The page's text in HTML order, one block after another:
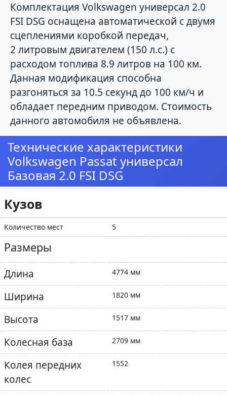
Комплектация Volkswagen универсал 2.0
FSI DSG оснащена автоматической с двумя
сцеплениями коробкой передач,
2 литровым двигателем (150 л.с.) с
расходом топлива 8.9 литров на 100 км.
Данная модификация способна
разгоняться за 10.5 секунд до 100 км/ч и
обладает передним приводом. Стоимость
данного автомобиля не объявлена.
Технические характеристики
Volkswagen Passat универсал
Базовая 2.0 FSI DSG
Кузов
Количество мест 5
Размеры
Длина 4774 мм
Ширина 1820 мм
Высота 1517 мм
Колесная база 2709 мм
Колея передних
колес
1552